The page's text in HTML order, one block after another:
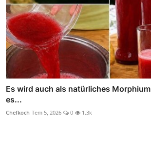
Es wird auch als natürliches
es...
Chefkoch Tem 5, 2026 0 1.3k